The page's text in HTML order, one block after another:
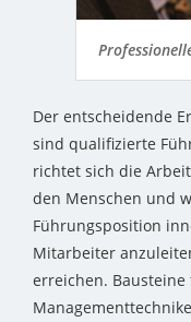
Der entscheidende
sind qualifizierte
richtet sich die
den Menschen und
Führungsposition
Mitarbeiter
erreichen.